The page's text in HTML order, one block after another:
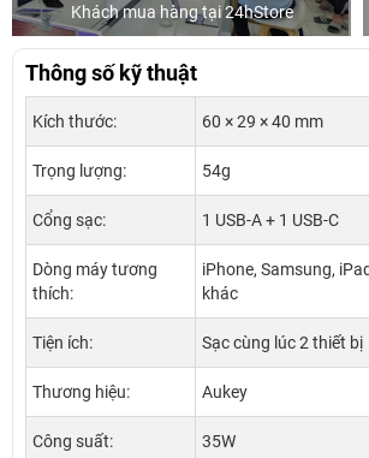
Khách mua hàng tại 24hStore
Thông số kỹ thuật
Kích thước: 60 × 29 × 40 mm
Trọng lượng: 54g
Cổng sạc: 1 USB-A + 1 USB-C
Dòng máy tương
thích:
iPhone, Samsung,
khác
Tiện ích: Sạc cùng lúc 2 thiết bị
Thương hiệu: Aukey
Công suất: 35W